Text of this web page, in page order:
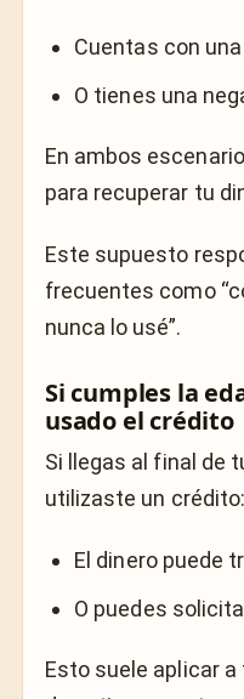
Cuentas con
O tienes una
En ambos
para recuperar tu
Este supuesto
frecuentes como
nunca lo usé”.
Si cumples la
usado el crédito
Si llegas al final de
utilizaste un crédito:
El dinero puede
O puedes
Esto suele aplicar